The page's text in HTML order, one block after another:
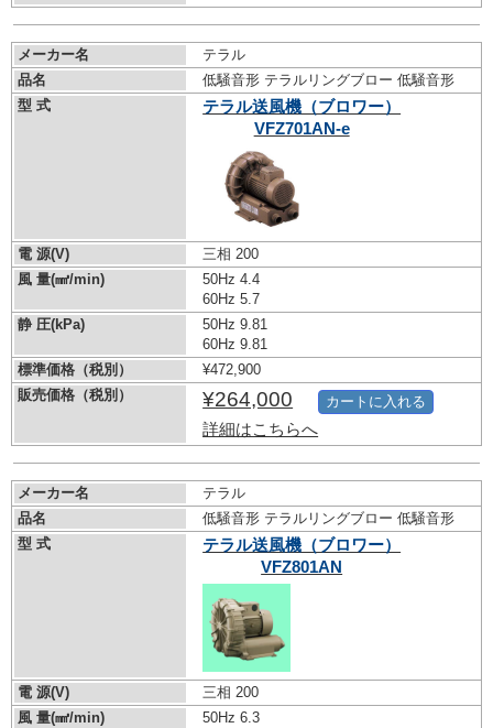
メーカー名
テラル
品名
低騒音形 テラルリングブロー 低騒音形
型 式
テラル送風機（ブロワー）
VFZ701AN-e
電 源(V)
三相 200
風 量(㎣/min)
50Hz 4.4
60Hz 5.7
静 圧(kPa)
50Hz 9.81
60Hz 9.81
標準価格（税別）
¥472,900
販売価格（税別）
¥264,000
詳細はこちらへ
カートに入れる
メーカー名
テラル
品名
低騒音形 テラルリングブロー 低騒音形
型 式
テラル送風機（ブロワー）
VFZ801AN
電 源(V)
三相 200
風 量(㎣/min)
50Hz 6.3